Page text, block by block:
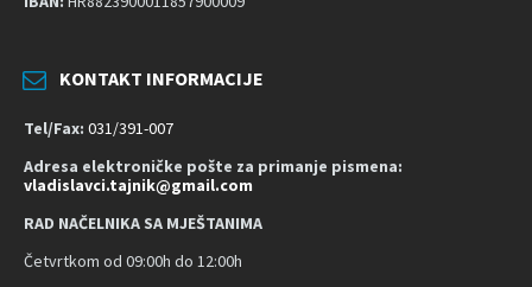
KONTAKT INFORMACIJE
Tel/Fax: 031/391-007
Adresa elektroničke pošte za primanje pismena:
vladislavci.tajnik@gmail.com
RAD NAČELNIKA SA MJEŠTANIMA
Četvrtkom od 09:00h do 12:00h